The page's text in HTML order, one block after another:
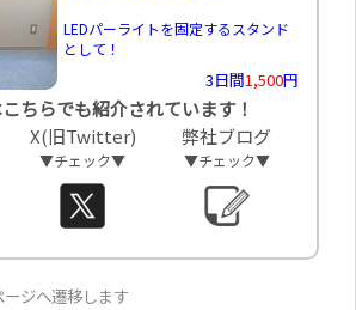
LEDパーライトを固定するスタンド
として！
3日間1,500円
ちらでも紹介されています！
X(旧Twitter)
▼チェック▼
弊社ブログ
▼チェック▼
ジへ遷移します